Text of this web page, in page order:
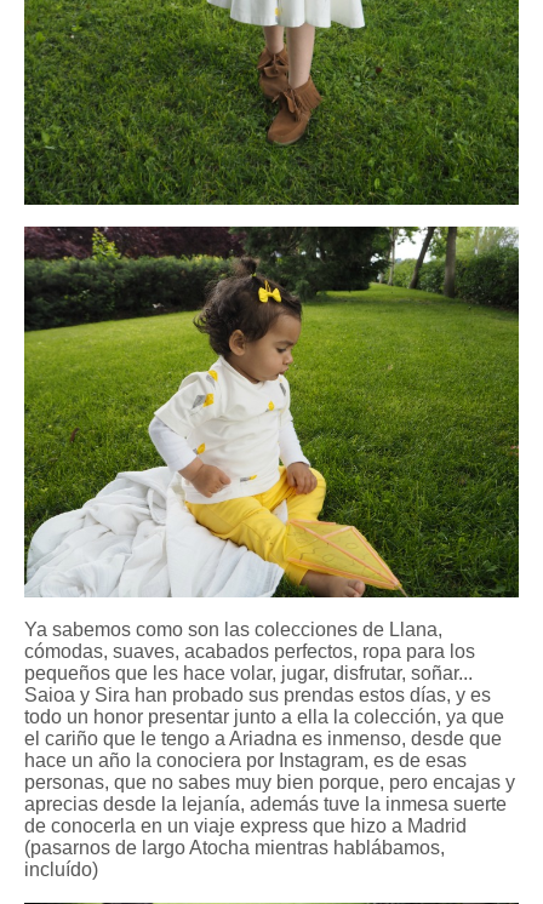
Ya sabemos como son las colecciones de Llana,
cómodas, suaves, acabados perfectos, ropa para los
pequeños que les hace volar, jugar, disfrutar, soñar...
Saioa y Sira han probado sus prendas estos días, y es
todo un honor presentar junto a ella la colección, ya que
el cariño que le tengo a Ariadna es inmenso, desde que
hace un año la conociera por Instagram, es de esas
personas, que no sabes muy bien porque, pero encajas y
aprecias desde la lejanía, además tuve la inmesa suerte
de conocerla en un viaje express que hizo a Madrid
(pasarnos de largo Atocha mientras hablábamos,
incluído)